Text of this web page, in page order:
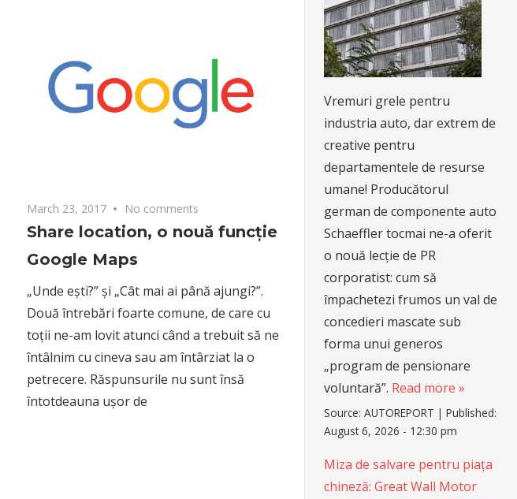
March 23, 2017 No comments
Share location, o nouă funcție
Google Maps
„Unde ești?” și „Cât mai ai până ajungi?”.
Două întrebări foarte comune, de care cu
toții ne-am lovit atunci când a trebuit să ne
întâlnim cu cineva sau am întârziat la o
petrecere. Răspunsurile nu sunt însă
întotdeauna ușor de
Vremuri grele pentru
industria auto, dar extrem de
creative pentru
departamentele de resurse
umane! Producătorul
german de componente auto
Schaeffler tocmai ne-a oferit
o nouă lecție de PR
corporatist: cum să
împachetezi frumos un val de
concedieri mascate sub
forma unui generos
„program de pensionare
voluntară”. Read more »
Source:AUTOREPORT |Published:
August 6, 2026 - 12:30 pm
Miza de salvare pentru piața
chineză: Great Wall Motor